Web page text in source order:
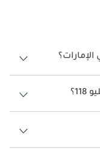
الوقود لسيارة بي أم